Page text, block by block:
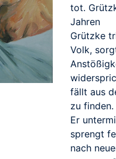
tot.
Jahren
Grützke
Volk,
fällt aus
zu finden.
Er
sprengt
nach